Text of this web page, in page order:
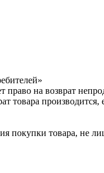
на возврат
товара
товара, не